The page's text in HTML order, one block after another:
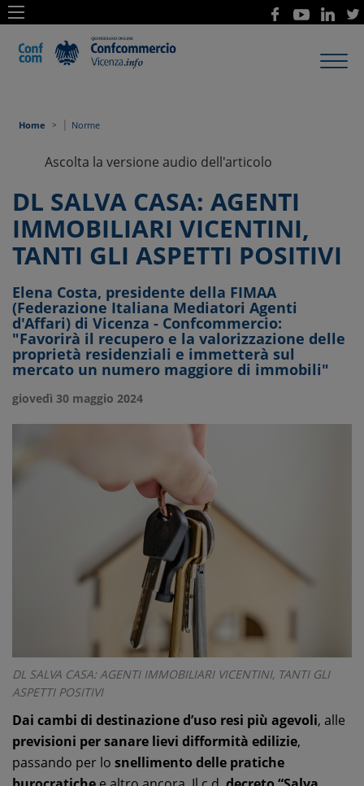
Home | Norme
Ascolta la versione audio dell'articolo
DL SALVA CASA: AGENTI
IMMOBILIARI VICENTINI,
TANTI GLI ASPETTI POSITIVI
Elena Costa, presidente della FIMAA
(Federazione Italiana Mediatori Agenti
d'Affari) di Vicenza - Confcommercio:
"Favorirà il recupero e la valorizzazione delle
proprietà residenziali e immetterà sul
mercato un numero maggiore di immobili"
giovedì 30 maggio 2024
DL SALVA CASA: AGENTI IMMOBILIARI VICENTINI, TANTI GLI
ASPETTI POSITIVI
Dai cambi di destinazione d’uso resi più agevoli, alle
previsioni per sanare lievi difformità edilizie,
passando per lo snellimento delle pratiche